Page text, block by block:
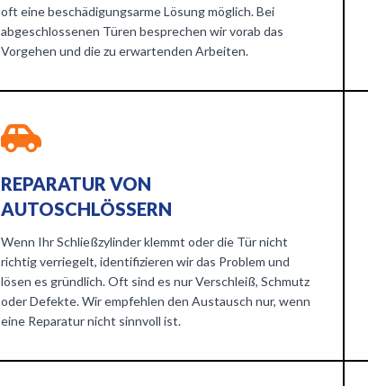
oft eine beschädigungsarme Lösung möglich. Bei
abgeschlossenen Türen besprechen wir vorab das
Vorgehen und die zu erwartenden Arbeiten.
REPARATUR VON
AUTOSCHLÖSSERN
Wenn Ihr Schließzylinder klemmt oder die Tür nicht
richtig verriegelt, identifizieren wir das Problem und
lösen es gründlich. Oft sind es nur Verschleiß, Schmutz
oder Defekte. Wir empfehlen den Austausch nur, wenn
eine Reparatur nicht sinnvoll ist.